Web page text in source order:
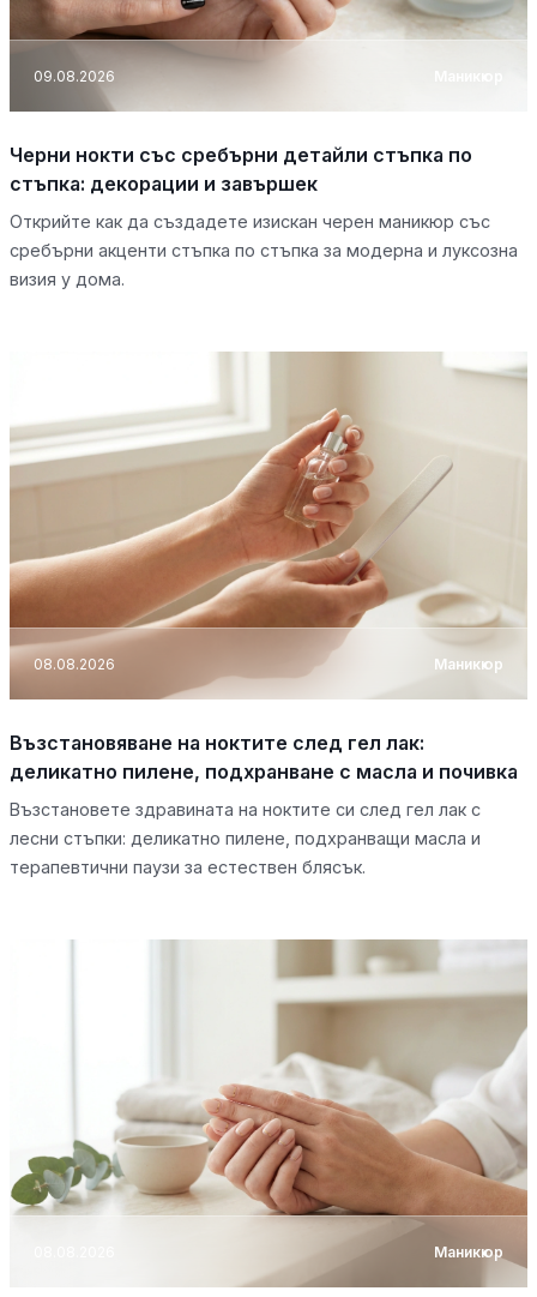
09.08.2026
Черни нокти със сребърни детайли стъпка по
стъпка: декорации и завършек
Открийте как да създадете изискан черен маникюр със
сребърни акценти стъпка по стъпка за модерна и луксозна
визия у дома.
08.08.2026 Маникюр
Възстановяване на ноктите след гел лак:
деликатно пилене, подхранване с масла и почивка
Възстановете здравината на ноктите си след гел лак с
лесни стъпки: деликатно пилене, подхранващи масла и
терапевтични паузи за естествен блясък.
Маникюр